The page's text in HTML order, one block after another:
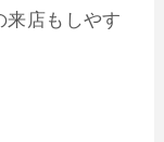
店もしやす